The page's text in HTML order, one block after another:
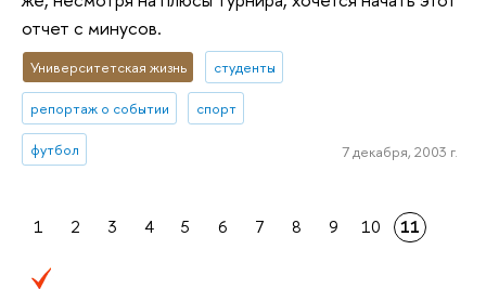
отчет с минусов.
Университетская жизнь студенты
репортаж о событии спорт
футбол 7 декабря, 2003 г.
1 2 3 4 5 6 7 8 9 10 11